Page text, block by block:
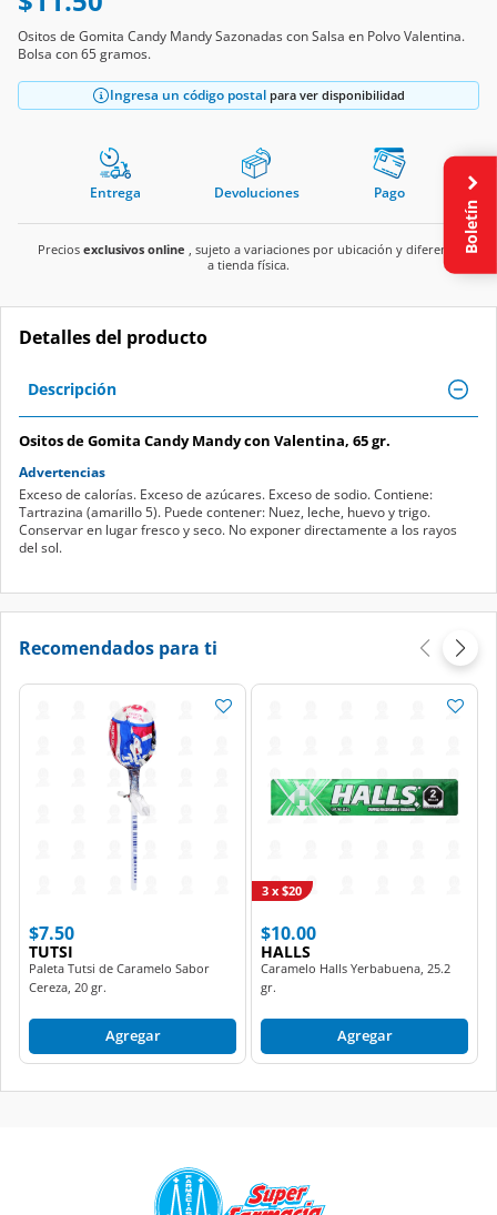
Ositos de Gomita Candy Mandy Sazonadas con Salsa en Polvo Valentina.
Bolsa con 65 gramos.
Ingresa un código postal para ver disponibilidad
Entrega Devoluciones Pago
Precios exclusivos online , sujeto a variaciones por ubicación y diferente
a tienda física.
Detalles del producto
Descripción
Ositos de Gomita Candy Mandy con Valentina, 65 gr.
Advertencias
Exceso de calorías. Exceso de azúcares. Exceso de sodio. Contiene:
Tartrazina (amarillo 5). Puede contener: Nuez, leche, huevo y trigo.
Conservar en lugar fresco y seco. No exponer directamente a los rayos
del sol.
Recomendados para ti
$7.50
TUTSI
Paleta Tutsi de Caramelo Sabor
Cereza, 20 gr.
Agregar
$10.00
HALLS
Caramelo Halls Yerbabuena, 25.2
gr.
3 x $20
Agregar
Boletín